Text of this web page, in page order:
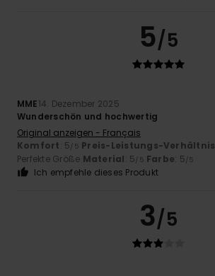
5/5
MME14. Dezember 2025
Wunderschön und hochwertig
Original anzeigen - Français
Komfort: 5/5 Preis-Leistungs-Verhältnis
Perfekte Größe Material: 5/5 Farbe: 5/5
Ich empfehle dieses Produkt
3/5